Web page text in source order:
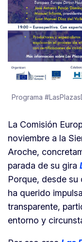
La Comisión
noviembre a la
Aroche,
parada de su gira
Porque, desde su
ha querido
transparente,
entorno y
Programa